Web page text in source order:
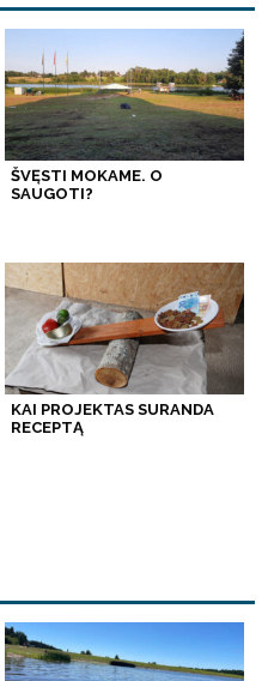
ŠVĘSTI MOKAME. O
SAUGOTI?
KAI PROJEKTAS SURANDA
RECEPTĄ